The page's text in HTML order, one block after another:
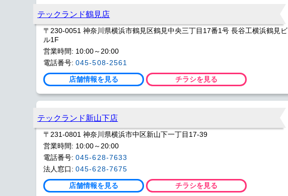
テックランド鶴見店
〒230-0051 神奈川県横浜市鶴見区鶴見中央三丁目17番1号 長谷工横浜鶴見ビ
ル1F
営業時間: 10:00～20:00
電話番号: 045-508-2561
店舗情報を見る チラシを見る
テックランド新山下店
〒231-0801 神奈川県横浜市中区新山下一丁目17-39
営業時間: 10:00～20:00
電話番号: 045-628-7633
法人窓口: 045-628-7675
店舗情報を見る チラシを見る